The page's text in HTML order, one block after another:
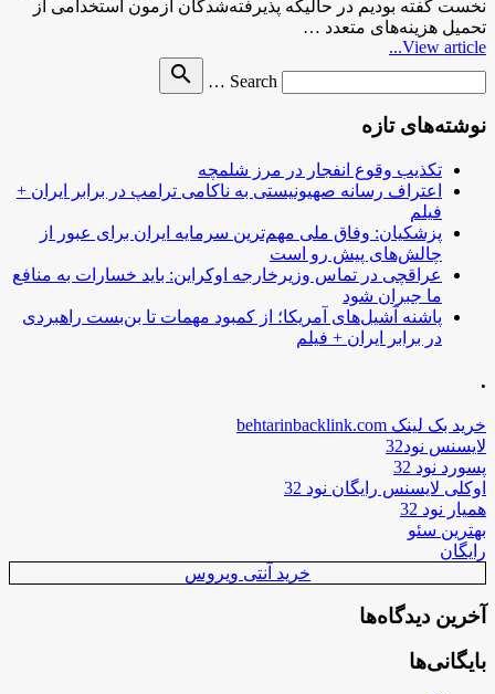
نخست گفته بودیم در حالیکه پذیرفته‌شدگان آزمون استخدامی از
تحمیل هزینه‌های متعدد …
View article...
Search …
search
نوشته‌های تازه
تکذیب وقوع انفجار در مرز شلمچه
اعتراف رسانه صهیونیستی به ناکامی ترامپ در برابر ایران +
فیلم
پزشکیان: وفاق ملی مهم‌ترین سرمایه ایران برای عبور از
چالش‌های پیش رو است
عراقچی در تماس وزیرخارجه اوکراین: باید خسارات به منافع
ما جبران شود
پاشنه آشیل‌های آمریکا؛ از کمبود مهمات تا بن‌بست راهبردی
در برابر ایران + فیلم
.
خرید بک لینک behtarinbacklink.com
لایسنس نود32
پسورد نود 32
اوکلی لایسنس رایگان نود 32
همیار نود 32
بهترین سئو
رایگان
خرید آنتی ویروس
آخرین دیدگاه‌ها
بایگانی‌ها